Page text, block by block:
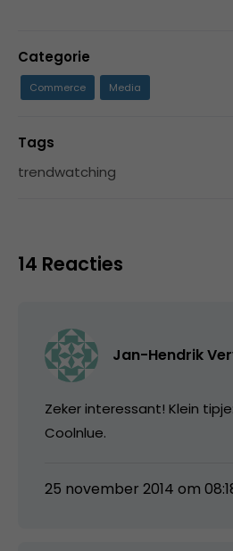
Categorie
Commerce Media
Tags
trendwatching
14 Reacties
Jan-Hendrik
Zeker interessant! Klein
Coolnlue.
25 november 2014 om